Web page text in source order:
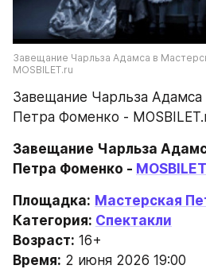
Завещание Чарльза Адамса в
MOSBILET.ru
Завещание Чарльза Адамса
Петра Фоменко -
Завещание Чарльза
Петра Фоменко -
Площадка: Мастерская
Категория: Спектакли
Возраст: 16+
Время: 2 июня 2026 19:00